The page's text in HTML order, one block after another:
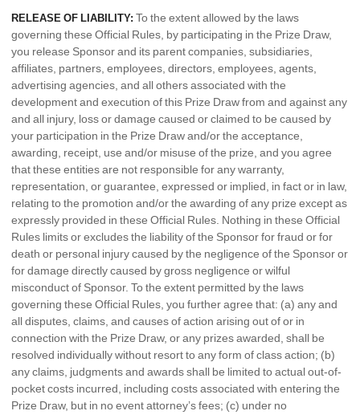
RELEASE OF LIABILITY:To the extent allowed by the laws
governing these Official Rules, by participating in the Prize Draw,
you release Sponsor and its parent companies, subsidiaries,
affiliates, partners, employees, directors, employees, agents,
advertising agencies, and all others associated with the
development and execution of this Prize Draw from and against any
and all injury, loss or damage caused or claimed to be caused by
your participation in the Prize Draw and/or the acceptance,
awarding, receipt, use and/or misuse of the prize, and you agree
that these entities are not responsible for any warranty,
representation, or guarantee, expressed or implied, in fact or in law,
relating to the promotion and/or the awarding of any prize except as
expressly provided in these Official Rules. Nothing in these Official
Rules limits or excludes the liability of the Sponsor for fraud or for
death or personal injury caused by the negligence of the Sponsor or
for damage directly caused by gross negligence or wilful
misconduct of Sponsor. To the extent permitted by the laws
governing these Official Rules, you further agree that: (a) any and
all disputes, claims, and causes of action arising out of or in
connection with the Prize Draw, or any prizes awarded, shall be
resolved individually without resort to any form of class action; (b)
any claims, judgments and awards shall be limited to actual out-of-
pocket costs incurred, including costs associated with entering the
Prize Draw, but in no event attorney’s fees; (c) under no